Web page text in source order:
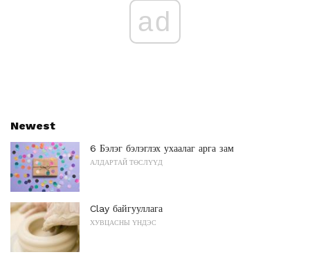
ad
Newest
6 Бэлэг бэлэглэх ухаалаг арга зам
АЛДАРТАЙ ТӨСЛҮҮД
Clay байгууллага
ХУВЦАСНЫ ҮНДЭС